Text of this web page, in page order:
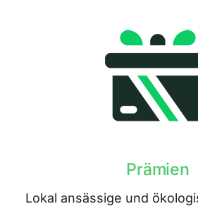
Prämien
Lokal ansässige und